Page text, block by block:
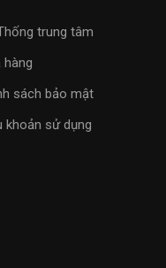
trung tâm
hàng
sách bảo mật
khoản sử dụng